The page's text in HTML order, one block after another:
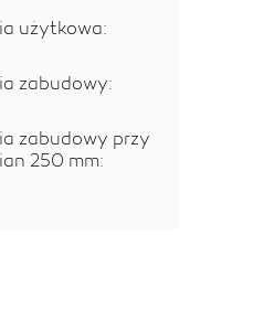
użytkowa:
zabudowy:
zabudowy przy
250 mm: